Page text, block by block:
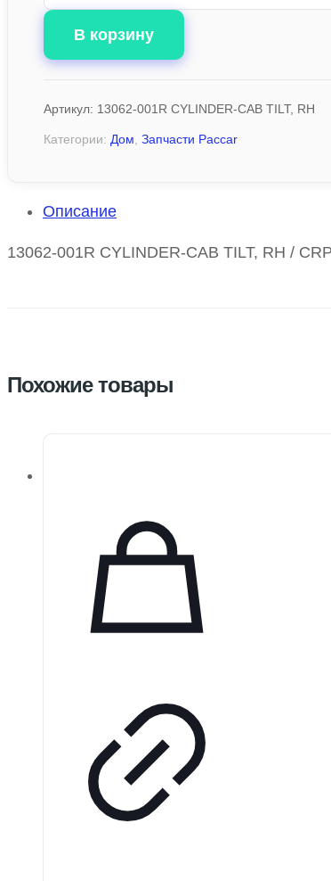
В корзину
Артикул: 13062-001R CYLINDER-CAB TILT, RH
Категории: Дом, Запчасти Paccar
Описание
13062-001R CYLINDER-CAB TILT, RH /
Похожие товары